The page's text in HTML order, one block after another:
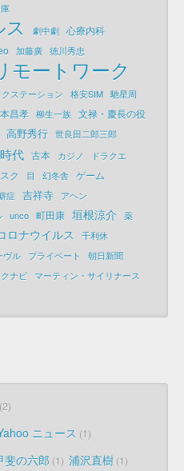
劇中劇 心療内科
加藤廣 徳川秀忠
モートワーク
ステーション 格安SIM 馳星周
昌孝 柳生一族 文禄・慶長の役
高野秀行 世良田二郎三郎
代 古本 カジノ
ドラクエ
ク 目 幻冬舎 ゲーム
症 吉祥寺
アヘン
unco 町田康 垣根涼介 薬
ロナウイルス
千利休
ヴル プライベート
朝日新聞
クナビ マーティン・サイリナース
2
ニュース 1
斐の六郎 1 浦沢直樹 1